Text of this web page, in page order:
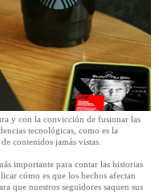
y con la convicción de fusionar las
tecnológicas, como es la
contenidos jamás vistas.
importante para contar las historias
cómo es que los hechos afectan
que nuestros seguidores saquen sus